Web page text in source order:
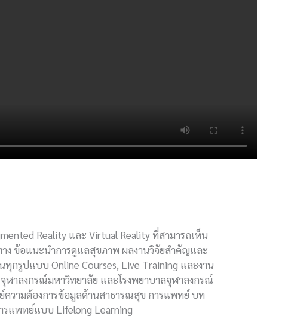
Reality และ Virtual Reality ที่สามารถเห็น
ง ข้อแนะนำการดูแลสุขภาพ ผลงานวิจัยสำคัญและ
ทุกรูปแบบ Online Courses, Live Training และงาน
ฬาลงกรณ์มหาวิทยาลัย และโรงพยาบาลจุฬาลงกรณ์
ความต้องการข้อมูลด้านสาธารณสุข การแพทย์ บท
แพทย์แบบ Lifelong Learning